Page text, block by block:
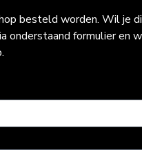
besteld worden. Wil je
onderstaand formulier en